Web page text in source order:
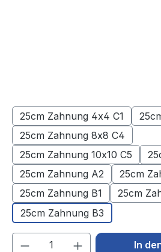
25cm Zahnung 4x4 C1
25cm Zahnung 8x8 C4
25cm Zahnung 10x10 C5
25cm Zahnung A2
25cm
25cm Zahnung B1
25cm
25cm Zahnung B3
Produkt Anzahl: Gib
In